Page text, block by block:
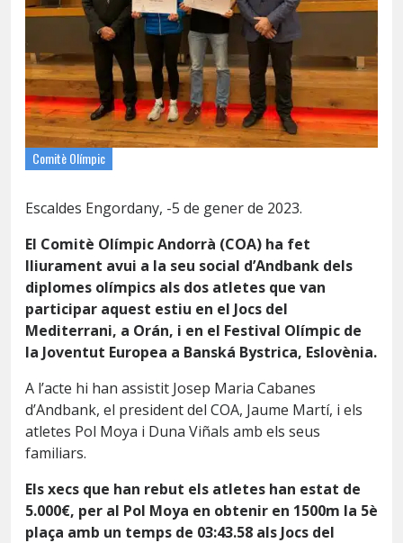
Comitè Olímpic
Escaldes Engordany, -5 de gener de 2023.
El Comitè Olímpic Andorrà (COA) ha fet
lliurament avui a la seu social d’Andbank dels
diplomes olímpics als dos atletes que van
participar aquest estiu en el Jocs del
Mediterrani, a Orán, i en el Festival Olímpic de
la Joventut Europea a Banská Bystrica, Eslovènia.
A l’acte hi han assistit Josep Maria Cabanes
d’Andbank, el president del COA, Jaume Martí, i els
atletes Pol Moya i Duna Viñals amb els seus
familiars.
Els xecs que han rebut els atletes han estat de
5.000€, per al Pol Moya en obtenir en 1500m la 5è
plaça amb un temps de 03:43.58 als Jocs del